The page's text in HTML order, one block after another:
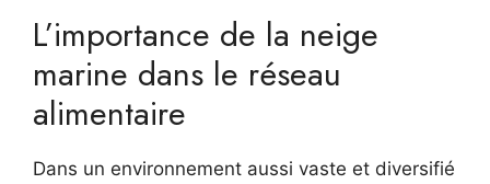
L’importance de la neige
marine dans le réseau
alimentaire
Dans un environnement aussi vaste et diversifié